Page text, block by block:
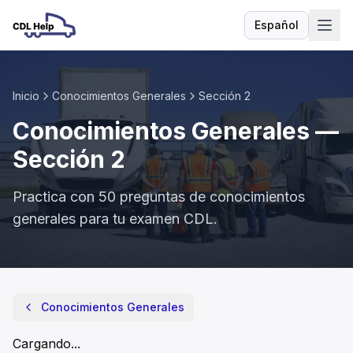
Español
Idioma
Inicio Conocimientos Generales Sección 2
Conocimientos Generales —
Sección 2
Practica con 50 preguntas deconocimientos
generales para tu examen CDL.
¿Qué deben saber los conductores sobre el efecto del
Cuando la temperatura baja, los puentes se congelan
Conocimientos Generales
Cargando...